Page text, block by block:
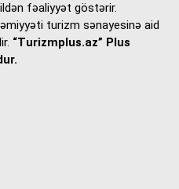
fəaliyyət göstərir.
turizm sənayesinə aid
“Turizmplus.az” Plus